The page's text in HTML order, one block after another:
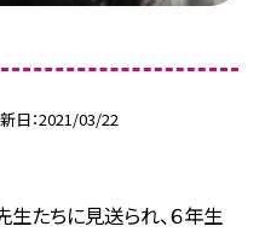
日 2021/03/22
たちに見送られ、６年生